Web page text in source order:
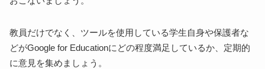
教員だけでなく、ツールを使用している学生自身や保護者な
どがGoogle for Educationにどの程度満足しているか、定期的
に意見を集めましょう。